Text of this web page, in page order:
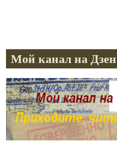
Мой канал на Дзен